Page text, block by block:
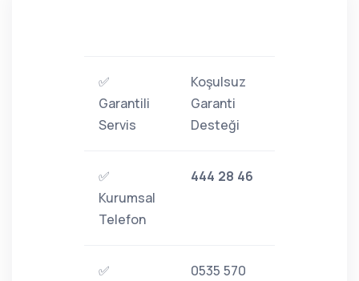
✅
Garantili
Servis
Koşulsuz
Garanti
Desteği
✅
Kurumsal
Telefon
444 28 46
✅
0535 570